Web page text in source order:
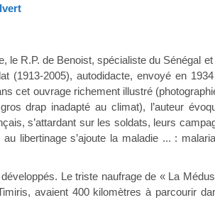
le R.P. de Benoist, spécialiste du Sénégal
(1913-2005), autodidacte, envoyé en
cet ouvrage richement illustré
drap inadapté au climat), l’auteur
s’attardant sur les soldats, leurs
au libertinage s’ajoute la maladie ... :
Le triste naufrage de « La
avaient 400 kilomètres à parcourir